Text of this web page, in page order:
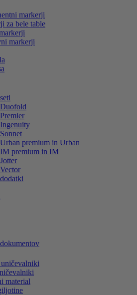
markerji
za bele table
markerji
premium in Urban
premium in IM
material